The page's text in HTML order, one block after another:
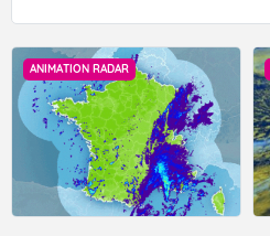
ANIMATION RADAR